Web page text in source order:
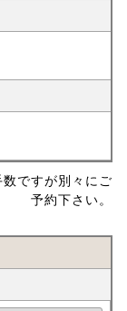
ですが別々にご
予約下さい。